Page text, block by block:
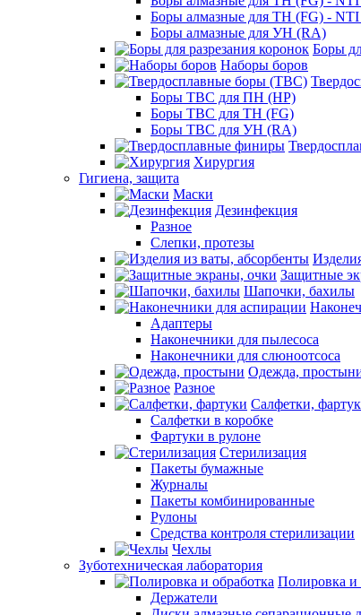
Боры алмазные для ТН (FG) - NTI
Боры алмазные для УН (RA)
Боры
Наборы боров
Боры ТВС для ПН (HP)
Боры ТВС для ТН (FG)
Боры ТВС для УН (RA)
Хирургия
Гигиена, защита
Маски
Дезинфекция
Разное
Слепки, протезы
Защитные
Шапочки, бахилы
Адаптеры
Наконечники для пылесоса
Наконечники для слюноотсоса
Одежда,
Разное
Салфетки,
Салфетки в коробке
Фартуки в рулоне
Стерилизация
Пакеты бумажные
Журналы
Пакеты комбинированные
Рулоны
Средства контроля стерилизации
Чехлы
Зуботехническая лаборатория
Полировка и
Держатели